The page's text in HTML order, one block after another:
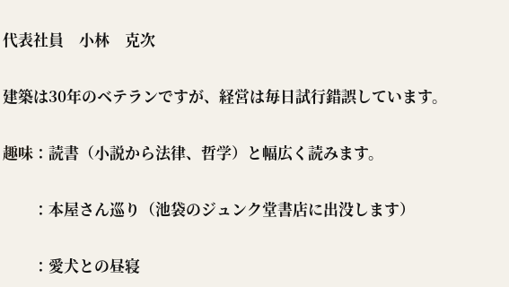
代表社員 小林 克次
建築は30年のベテランですが、経営は毎日試行錯誤しています。
趣味 ：読書（小説から法律、哲学）と幅広く読みます。
：本屋さん巡り（池袋のジュンク堂書店に出没します）
：愛犬との昼寝